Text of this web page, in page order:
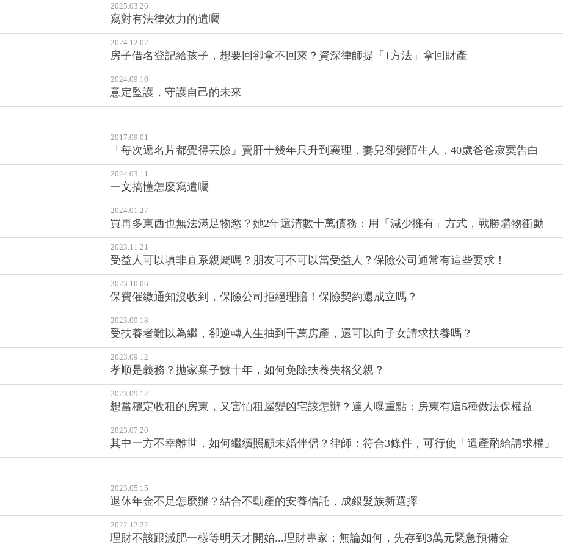
2025.03.26
寫對有法律效力的遺囑
2024.12.02
房子借名登記給孩子，想要回卻拿不回來？資深律師提「1方法」拿回財產
2024.09.16
意定監護，守護自己的未來
2017.09.01
「每次遞名片都覺得丟臉」賣肝十幾年只升到襄理，妻兒卻變陌生人，40歲爸爸寂寞告白
2024.03.11
一文搞懂怎麼寫遺囑
2024.01.27
買再多東西也無法滿足物慾？她2年還清數十萬債務：用「減少擁有」方式，戰勝購物衝動
2023.11.21
受益人可以填非直系親屬嗎？朋友可不可以當受益人？保險公司通常有這些要求！
2023.10.06
保費催繳通知沒收到，保險公司拒絕理賠！保險契約還成立嗎？
2023.09.18
受扶養者難以為繼，卻逆轉人生抽到千萬房產，還可以向子女請求扶養嗎？
2023.09.12
孝順是義務？拋家棄子數十年，如何免除扶養失格父親？
2023.09.12
想當穩定收租的房東，又害怕租屋變凶宅該怎辦？達人曝重點：房東有這5種做法保權益
2023.07.20
其中一方不幸離世，如何繼續照顧未婚伴侶？律師：符合3條件，可行使「遺產酌給請求權」
2023.05.15
退休年金不足怎麼辦？結合不動產的安養信託，成銀髮族新選擇
2022.12.22
理財不該跟減肥一樣等明天才開始...理財專家：無論如何，先存到3萬元緊急預備金